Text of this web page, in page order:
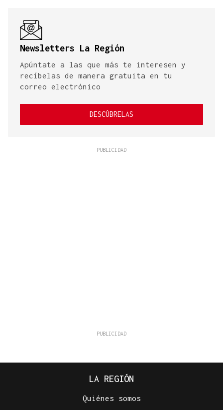
Newsletters La Región
Apúntate a las que más te interesen y
recíbelas de manera gratuita en tu
correo electrónico
DESCÚBRELAS
LA REGIÓN
Quiénes somos